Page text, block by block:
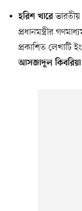
হরিশ খারে
প্রধানমন্ত্রীর
প্রকাশিত লেখাটি
আসজাদুল কিবরিয়া